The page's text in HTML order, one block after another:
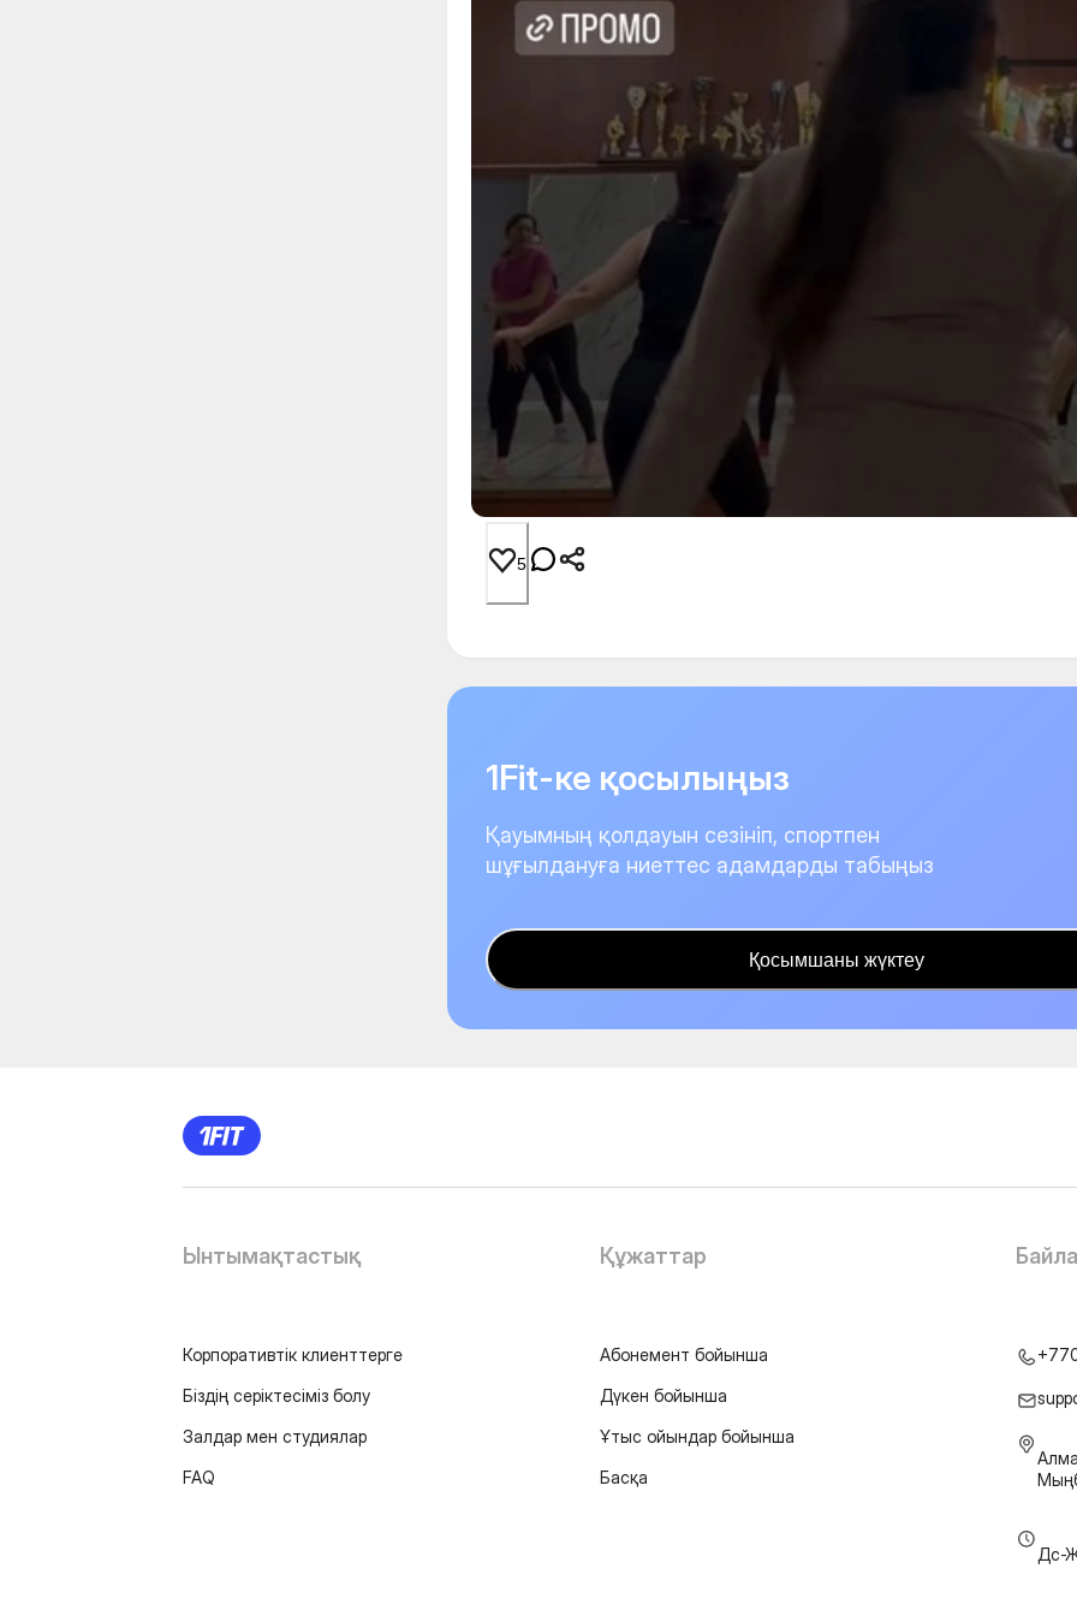
5
1Fit-ке қосылыңыз
Қауымның қолдауын сезініп, спортпен
шұғылдануға ниеттес адамдарды табыңыз
Қосымшаны жүктеу
Ынтымақтастық
Корпоративтік клиенттерге
Біздің серіктесіміз болу
Залдар мен студиялар
FAQ
Құжаттар
Абонемент бойынша
Дүкен бойынша
Ұтыс ойындар бойынша
Басқа
Дс-